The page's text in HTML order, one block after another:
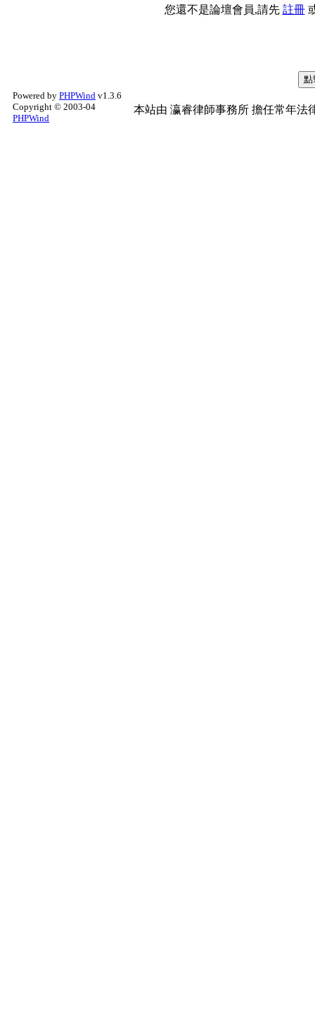
您還不是論壇會員,請先 註冊
Powered by PHPWind v1.3.6
Copyright © 2003-04
PHPWind
本站由 瀛睿律師事務所 擔任常年法